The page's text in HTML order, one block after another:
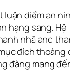
luận điểm an
hạng sang.
nhã and
đích thoáng
đãng mang